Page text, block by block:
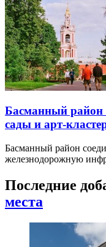
Басманный район
сады и арт-
Басманный район
железнодорожную
Последние
места